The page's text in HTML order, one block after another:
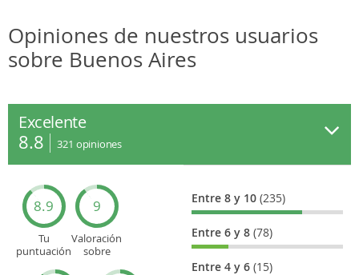
Opiniones de nuestros usuarios
sobre Buenos Aires
Excelente
8.8 321 opiniones
8.9
Tu
puntuación
9
Valoración
sobre
Entre 8 y 10(235)
Entre 6 y 8(78)
Entre 4 y 6(15)